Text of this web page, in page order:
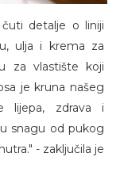
detalje o liniji
ulja i krema za
za vlastište koji
je kruna našeg
lijepa, zdrava i
snagu od pukog
- zaključila je